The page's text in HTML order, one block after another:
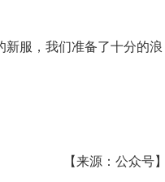
服，我们准备了十分的浪
【来源：公众号】